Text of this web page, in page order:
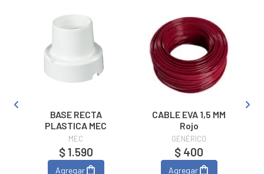
BASE RECTA
PLASTICA MEC
MEC
$ 1.590
Agregar
CABLE EVA 1,5 MM
Rojo
GENÉRICO
$ 400
Agregar